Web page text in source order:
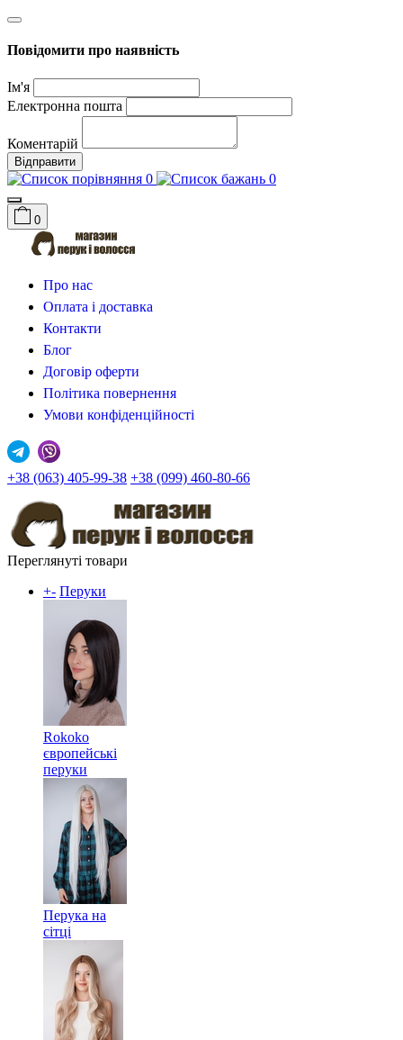
Повідомити про наявність
Ім'я
Електронна пошта
Коментарій
Відправити
0 0
0
Про нас
Оплата і доставка
Контакти
Блог
Договір оферти
Політика повернення
Умови конфіденційності
+38 (063) 405-99-38 +38 (099) 460-80-66
Переглянуті товари
+- Перуки
Rokoko
європейські
перуки
Перука на
сітці